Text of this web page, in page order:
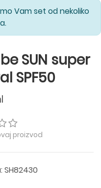
Vam set od nekoliko
SUN super
SPF50
proizvod
SH82430